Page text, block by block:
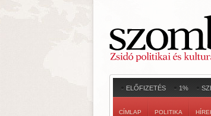
ELŐFIZETÉS 1%
CÍMLAP POLITIKA